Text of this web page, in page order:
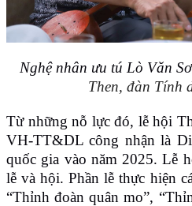
Nghệ nhân ưu tú Lò Văn
Then, đàn Tính
Từ những nỗ lực đó, lễ hội
VH-TT&DL công nhận là
quốc gia vào năm 2025. Lễ
lễ và hội. Phần lễ thực hiện
“Thỉnh đoàn quân mo”,